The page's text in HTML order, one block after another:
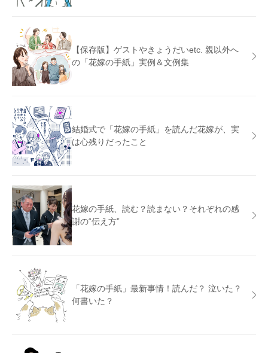
【保存版】ゲストやきょうだいetc. 親以外へ
の「花嫁の手紙」実例＆文例集
結婚式で「花嫁の手紙」を読んだ花嫁が、実
は心残りだったこと
花嫁の手紙、読む？読まない？それぞれの感
謝の“伝え方”
「花嫁の手紙」最新事情！読んだ？ 泣いた？
何書いた？